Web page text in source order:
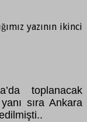
yazının ikinci
toplanacak
sıra Ankara